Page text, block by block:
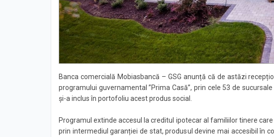
Banca comercială Mobiasbancă – GSG anunță că de astăzi
programului guvernamental ”Prima Casă”, prin cele 53 de
și-a inclus în portofoliu acest produs social.
Programul extinde accesul la creditul ipotecar al familiilor tinere
prin intermediul garanției de stat, produsul devine mai accesibil în